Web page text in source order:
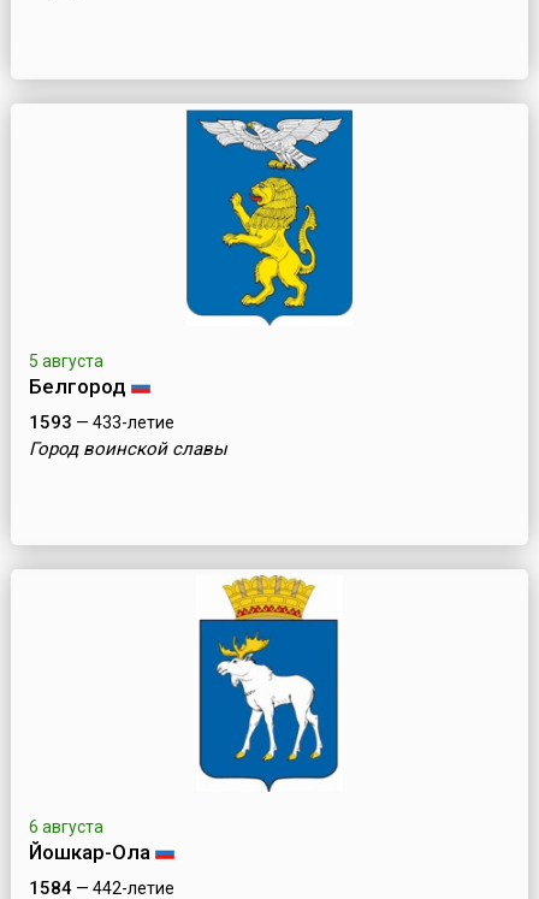
5 августа
Белгород
1593 — 433-летие
Город воинской славы
6 августа
Йошкар-Ола
1584— 442-летие